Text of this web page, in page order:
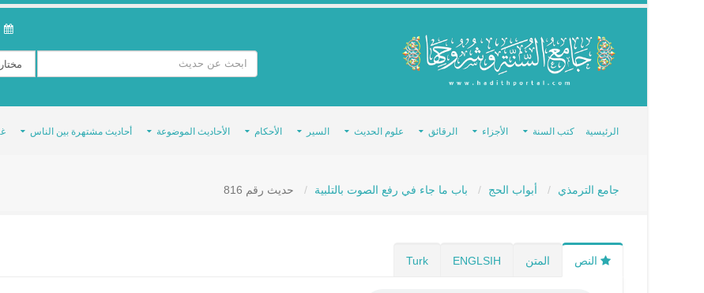
الرئيسية كتب السنة الأجزاء الرقائق علوم الحديث السير الأحكام الأحاديث الموضوعة أحاديث مشتهرة بين الناس
جامع الترمذي أبواب الحج باب ما جاء في رفع الصوت بالتلبية حديث رقم 816
النص المتن ENGLSIH
Turk